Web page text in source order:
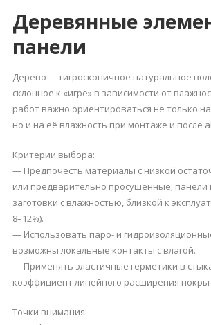
Деревянные
панели
Дерево — гигроскопичное натуральное
склонное к «игре» в зависимости от
работ важно ориентироваться не только
но и на её влажность при монтаже и после
Критерии выбора:
— Предпочесть материалы с низкой
или предварительно просушенные;
заготовки с влажностью, близкой к
8–12%).
— Использовать паро- и
возможны локальные контакты с влагой.
— Применять эластичные герметики в
коэффициент линейного расширения
Точки внимания: